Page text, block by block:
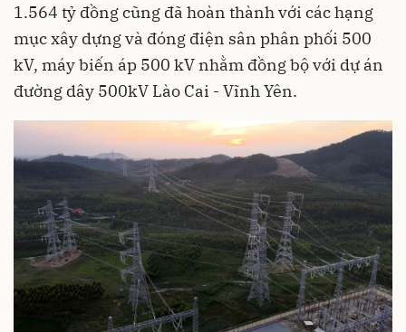
1.564 tỷ đồng cũng đã hoàn thành với các hạng
mục xây dựng và đóng điện sân phân phối 500
kV, máy biến áp 500 kV nhằm đồng bộ với dự án
đường dây 500kV Lào Cai - Vĩnh Yên.